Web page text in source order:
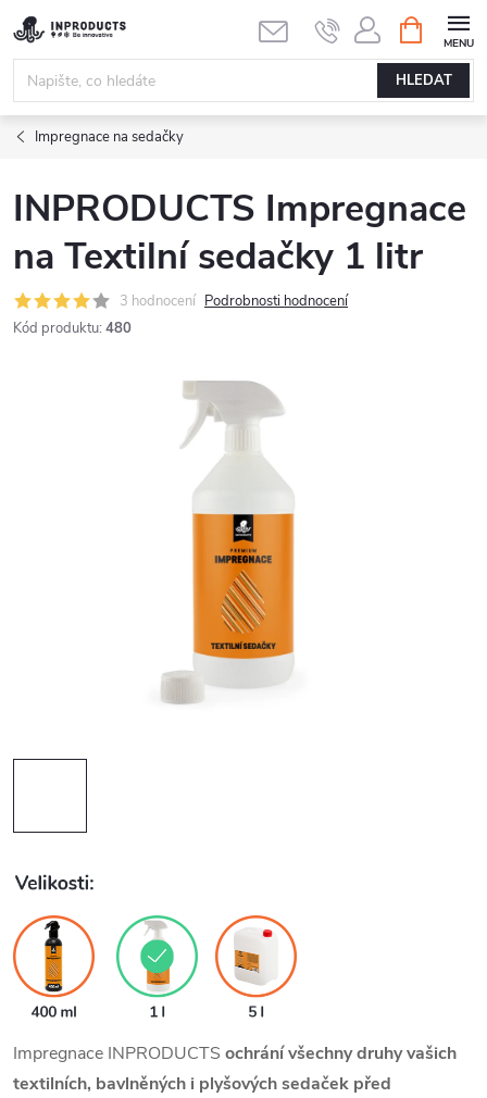
Přejít
na
obsah
HLEDAT
NÁKUPNÍ
KOŠÍK
Impregnace na sedačky
INPRODUCTS Impregnace
na Textilní sedačky 1 litr
3 hodnocení Podrobnosti hodnocení
Kód produktu: 480
Impregnace INPRODUCTS ochrání všechny druhy vašich
textilních, bavlněných i plyšových sedaček před